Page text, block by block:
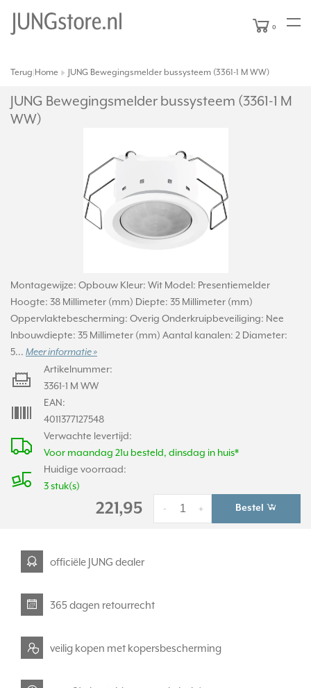
0
Terug Home JUNG Bewegingsmelder bussysteem (3361-1 M WW)
JUNG Bewegingsmelder bussysteem (3361-1 M
WW)
Montagewijze: Opbouw Kleur: Wit Model: Presentiemelder
Hoogte: 38 Millimeter (mm) Diepte: 35 Millimeter (mm)
Oppervlaktebescherming: Overig Onderkruipbeveiliging: Nee
Inbouwdiepte: 35 Millimeter (mm) Aantal kanalen: 2 Diameter:
5... Meer informatie »
Verwachte levertijd:
Voor maandag 21u besteld, dinsdag in huis*
Huidige voorraad:
3 stuk(s)
Artikelnummer:
3361-1 M WW
EAN:
4011377127548
221,95 +
- Bestel
officiële JUNG dealer
365 dagen retourrecht
veilig kopen met kopersbescherming